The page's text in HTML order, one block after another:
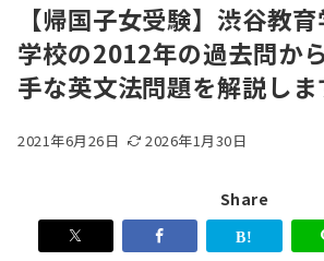
【帰国子女受験】渋谷教
学校の2012年の過去問か
手な英文法問題を解説しま
2021年6月26日 2026年1月30日
Share